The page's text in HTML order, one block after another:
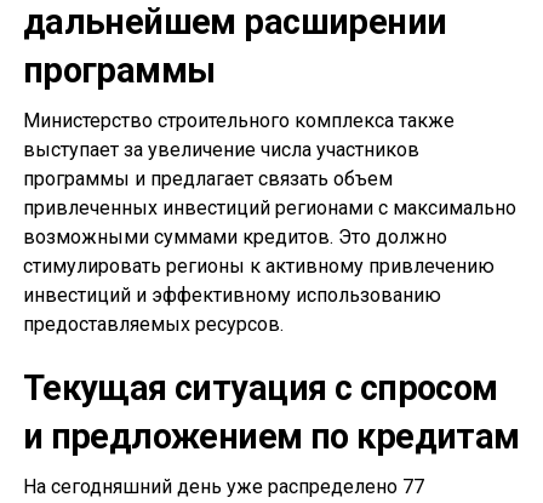
дальнейшем расширении
программы
Министерство строительного комплекса также
выступает за увеличение числа участников
программы и предлагает связать объем
привлеченных инвестиций регионами с максимально
возможными суммами кредитов. Это должно
стимулировать регионы к активному привлечению
инвестиций и эффективному использованию
предоставляемых ресурсов.
Текущая ситуация с спросом
и предложением по кредитам
На сегодняшний день уже распределено 77